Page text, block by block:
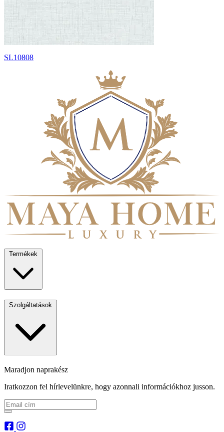
SL10808
Termékek
Szolgáltatások
Maradjon naprakész
Iratkozzon fel hírlevelünkre, hogy azonnali információkhoz jusson.